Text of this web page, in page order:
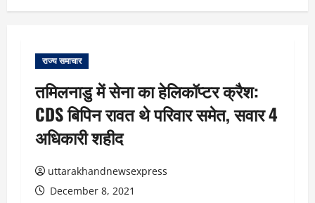
राज्य समाचार
तमिलनाडु में सेना का हेलिकॉप्टर क्रैश:
CDS बिपिन रावत थे परिवार समेत, सवार 4
अधिकारी शहीद
uttarakhandnewsexpress
December 8, 2021